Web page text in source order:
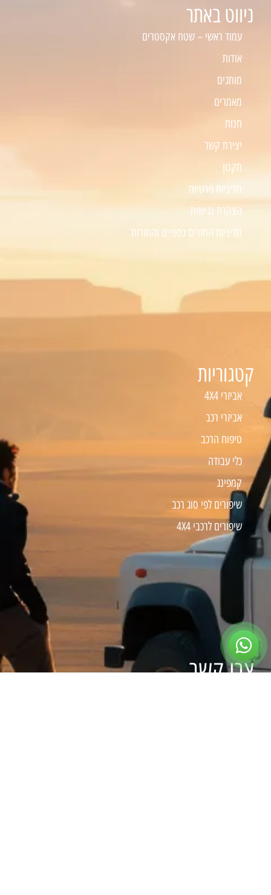
ניווט באתר
עמוד ראשי – שטח אקסטרים
אודות
מותגים
מאמרים
חנות
יצירת קשר
תקנון
מדיניות פרטיות
הצהרת נגישות
מדיניות החזרים כספיים והחזרות
קטגוריות
אביזרי 4X4
אביזרי רכב
טיפוח הרכב
כלי עבודה
קמפינג
שיפורים לפי סוג רכב
שיפורים לרכבי 4X4
צרו קשר